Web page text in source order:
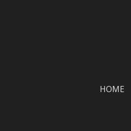
HOME